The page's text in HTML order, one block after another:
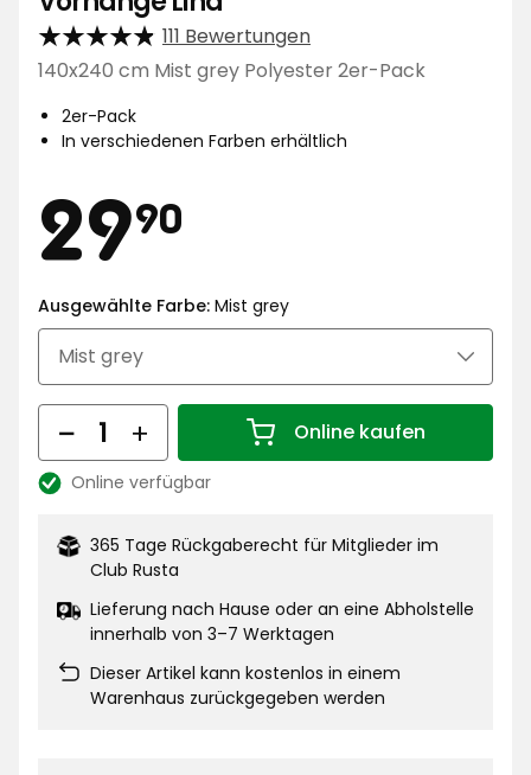
111 Bewertungen
140x240 cm Mist grey Polyester 2er-Pack
2er-Pack
In verschiedenen Farben erhältlich
Preis
2990
€
Ausgewählte Farbe: Mist grey
Menge Online kaufen
Menge 1
Lagerbestand:
Online verfügbar
365 Tage Rückgaberecht für Mitglieder im
Club Rusta
Lieferung nach Hause oder an eine Abholstelle
innerhalb von 3–7 Werktagen
Dieser Artikel kann kostenlos in einem
Warenhaus zurückgegeben werden